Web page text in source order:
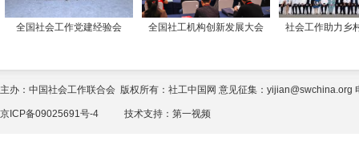
全国社会工作党建经验会 全国社工机构创新发展大会 社会工作助力乡
主办：中国社会工作联合会 版权所有：社工中国网 意见征集：yijian@swchina.org
京ICP备09025691号-4 技术支持： 第一视频